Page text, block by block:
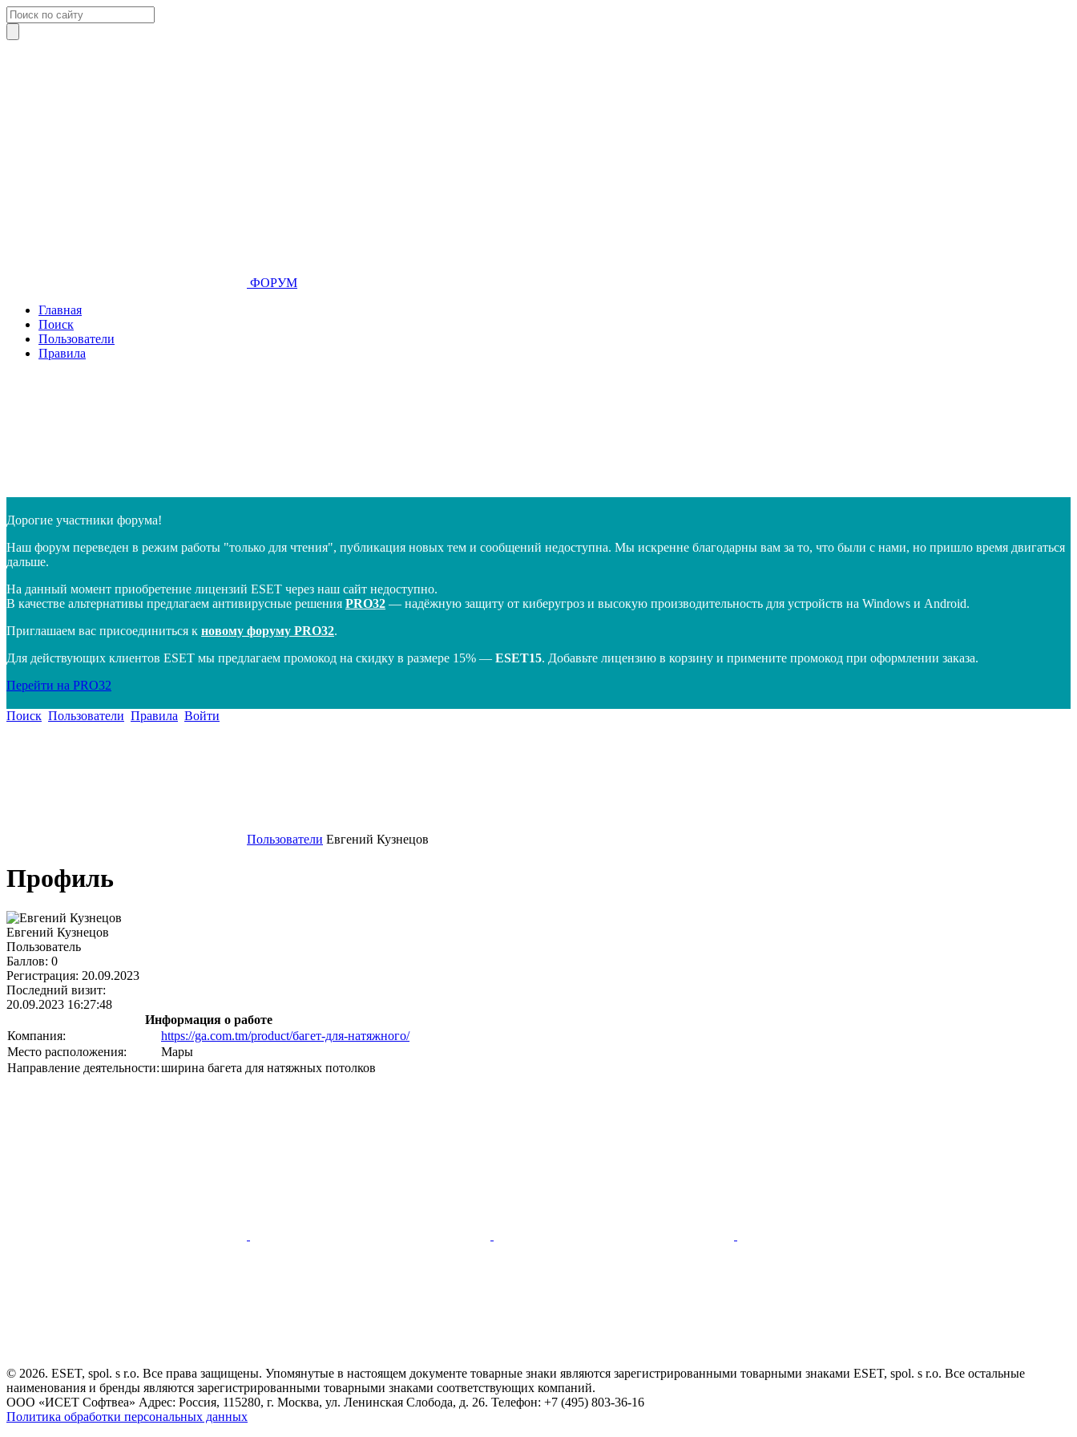
ФОРУМ
Главная
Поиск
Пользователи
Правила
Дорогие участники форума!
Наш форум переведен в режим работы "только для чтения", публикация новых тем и сообщений недоступна. Мы искренне благодарны вам за то, что были с нами, но пришло время двигаться
дальше.
На данный момент приобретение лицензий ESET через наш сайт недоступно.
В качестве альтернативы предлагаем антивирусные решения PRO32 — надёжную защиту от киберугроз и высокую производительность для устройств на Windows и Android.
Приглашаем вас присоединиться к новому форуму PRO32.
Для действующих клиентов ESET мы предлагаем промокод на скидку в размере 15% — ESET15. Добавьте лицензию в корзину и примените промокод при оформлении заказа.
Перейти на PRO32
Поиск Пользователи Правила Войти
Пользователи Евгений Кузнецов
Профиль
Евгений Кузнецов
Пользователь
Баллов: 0
Регистрация: 20.09.2023
Последний визит:
20.09.2023 16:27:48
Информация о работе
Компания:
https://ga.com.tm/product/багет-для-натяжного/
Место расположения:
Мары
Направление деятельности:ширина багета для натяжных потолков
© 2026. ESET, spol. s r.o. Все права защищены. Упомянутые в настоящем документе товарные знаки являются зарегистрированными товарными знаками ESET, spol. s r.o. Все остальные
наименования и бренды являются зарегистрированными товарными знаками соответствующих компаний.
ООО «ИСЕТ Софтвеа» Адрес: Россия, 115280, г. Москва, ул. Ленинская Слобода, д. 26. Телефон: +7 (495) 803-36-16
Политика обработки персональных данных